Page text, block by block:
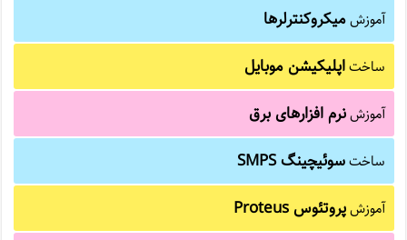
آموزشمیکروکنترلرها
ساختاپلیکیشن موبایل
آموزشنرم افزارهای برق
ساختسوئیچینگ SMPS
آموزشپروتئوس Proteus